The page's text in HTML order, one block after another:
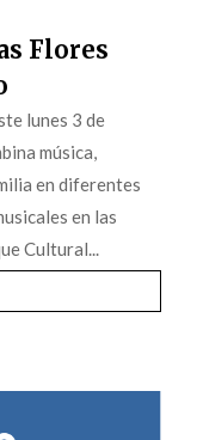
Flores
lunes 3 de
música,
en diferentes
en las
Cultural...